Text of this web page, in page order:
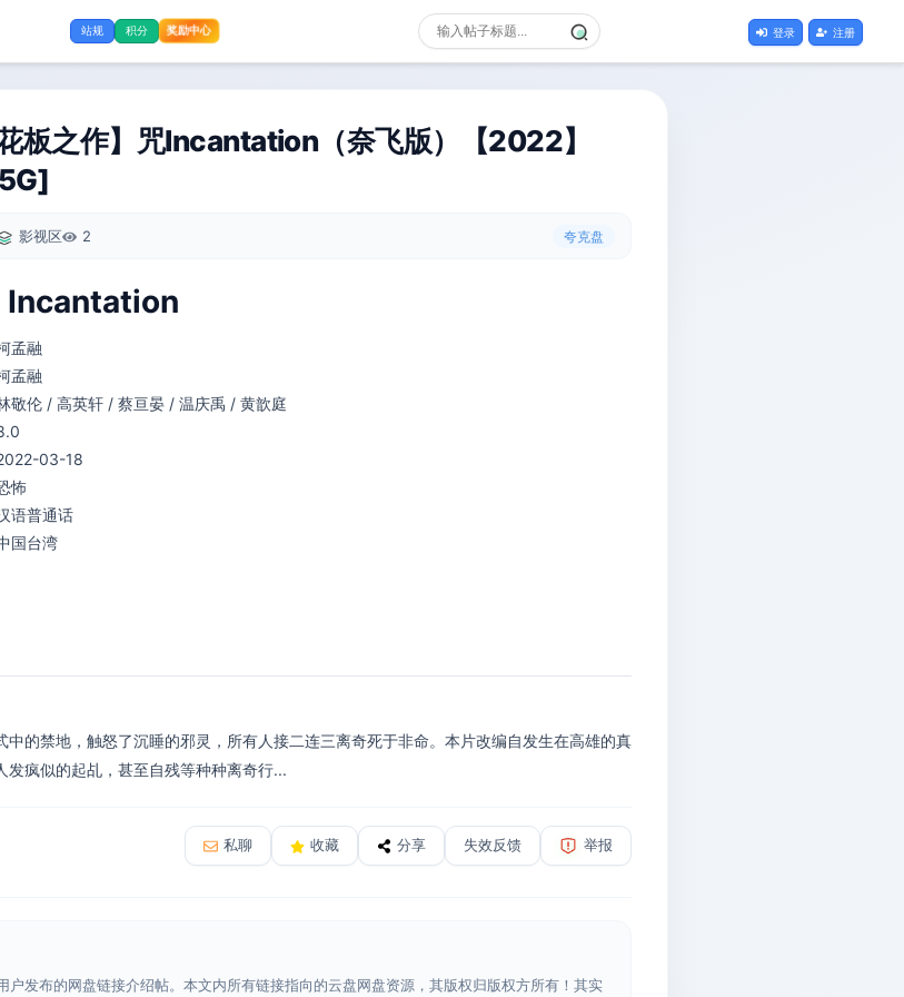
站规 积分 奖励中心 登录 注册
板之作】咒Incantation（奈飞版）【2022】
影视区 2 夸克盘
Incantation
孟融
孟融
敬伦 / 高英轩 / 蔡亘晏 / 温庆禹 / 黄歆庭
03-18
怖
语普通话
国台湾
的禁地，触怒了沉睡的邪灵，所有人接二连三离奇死于非命。本片改编自发生在高雄的真
疯似的起乩，甚至自残等种种离奇行...
私聊 收藏 分享 失效反馈 举报
户发布的网盘链接介绍帖。本文内所有链接指向的云盘网盘资源，其版权归版权方所有！其实